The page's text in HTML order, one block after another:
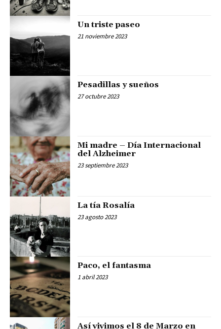
Un triste paseo
21 noviembre 2023
Pesadillas y sueños
27 octubre 2023
Mi madre – Día Internacional
del Alzheimer
23 septiembre 2023
La tía Rosalía
23 agosto 2023
Paco, el fantasma
1 abril 2023
Así vivimos el 8 de Marzo en